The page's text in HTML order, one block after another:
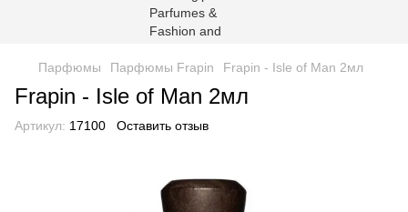
Парфюмы Парфюмы Frapin Frapin - Isle of Man 2мл
Frapin - Isle of Man 2мл
Артикул: 17100 Оставить отзыв